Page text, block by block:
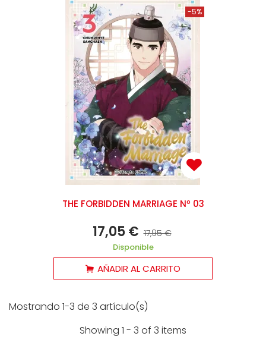
-5%
THE FORBIDDEN MARRIAGE Nº 03
17,05 € 17,95 €
Disponible
AÑADIR AL CARRITO
Mostrando 1-3 de 3 artículo(s)
Showing 1 - 3 of 3 items